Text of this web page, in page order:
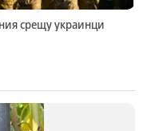
срещу украинци